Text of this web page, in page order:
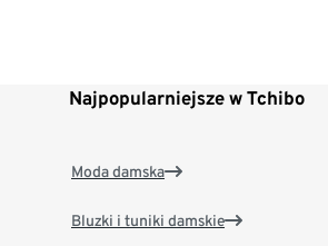
Najpopularniejsze w Tchibo
Moda damska
Bluzki i tuniki damskie